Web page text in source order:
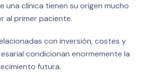
una clínica tienen su origen mucho
al primer paciente.
con inversión, costes y
condicionan enormemente la
futura.